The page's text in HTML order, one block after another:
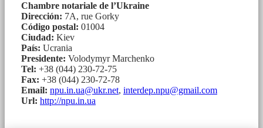
Chambre notariale de l’Ukraine
Dirección: 7А, rue Gorky
Código postal: 01004
Ciudad: Kiev
País: Ucrania
Presidente: Volodymyr Marchenko
Tel: +38 (044) 230-72-75
Fax: +38 (044) 230-72-78
Email: npu.in.ua@ukr.net, interdep.npu@gmail.com
Url: http://npu.in.ua